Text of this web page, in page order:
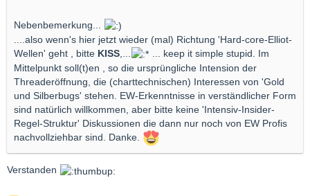
Nebenbemerkung...
....also wenn's hier jetzt wieder (mal) Richtung 'Hard-core-Elliot-
Wellen' geht , bitte KISS
... keep it simple stupid. Im
Mittelpunkt soll(t)en , so die ursprüngliche Intension der
Threaderöffnung, die (charttechnischen) Interessen von 'Gold
und Silberbugs' stehen. EW-Erkenntnisse in verständlicher Form
sind natürlich willkommen, aber bitte keine 'Intensiv-Insider-
Regel-Struktur' Diskussionen die dann nur noch von EW Profis
nachvollziehbar sind. Danke.
Verstanden